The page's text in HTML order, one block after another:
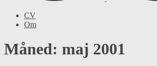
CV
Om
Måned: maj 2001